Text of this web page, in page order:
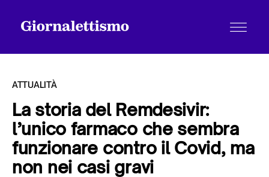
Tutti gli articoli
ATTUALITÀ
La storia del Remdesivir:
l’unico farmaco che sembra
funzionare contro il Covid, ma
non nei casi gravi